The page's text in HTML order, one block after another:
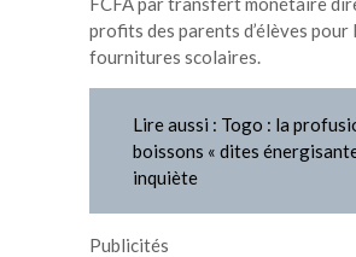
profits des parents d’élèves pour
fournitures scolaires.
Lire aussi : Togo : la
boissons « dites
inquiète
Publicités